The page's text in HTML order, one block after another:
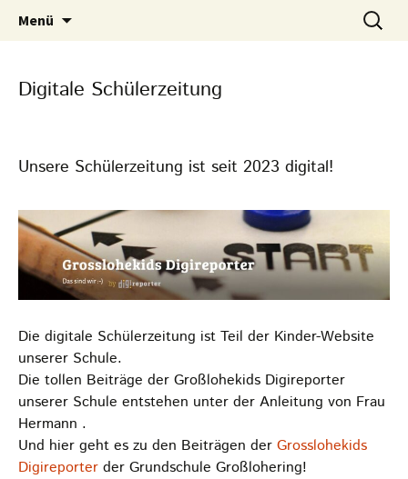
InhaltGrundschule Großlohering
Ganztagsschule
Menü
Suchen
nach:
Digitale Schülerzeitung
Unsere Schülerzeitung ist seit 2023 digital!
Die digitale Schülerzeitung ist Teil der Kinder-Website
unserer Schule.
Die tollen Beiträge der Großlohekids Digireporter
unserer Schule entstehen unter der Anleitung von Frau
Hermann .
Und hier geht es zu den Beiträgen der Grosslohekids
Digireporter der Grundschule Großlohering!